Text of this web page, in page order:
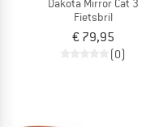
Dakota Mirror Cat 3
Fietsbril
€ 79,95
(0)